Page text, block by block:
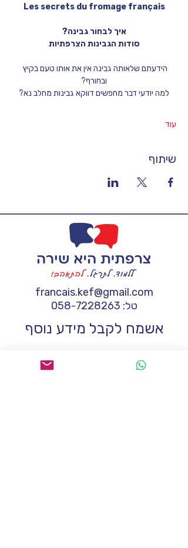
Les secrets du fromage français
איך לבחור גבינה?
סודות הגבינות הצרפתיות
הידעתם שלאותה גבינה אין את אותו טעם בקיץ
ובחורף?
למה יודעי דבר מחפשים דווקא גבינות מחלב נא?
עוד
שיתוף
francais.kef@gmail.com
טל: 058-7228263
אשמח לקבל מידע נוסף
*